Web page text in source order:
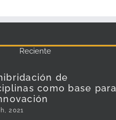
Reciente
de
como base para
2021